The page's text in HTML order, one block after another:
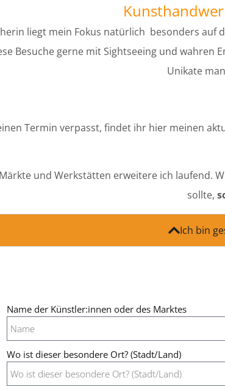
liegt mein Fokus natürlich besonders auf
Besuche gerne mit Sightseeing und wahren
Unikate
Termin verpasst, findet ihr hier meinen
und Werkstätten erweitere ich laufend.
sollte,
Ich bin
Name der Künstler:innen oder des Marktes
Wo ist dieser besondere Ort? (Stadt/Land)